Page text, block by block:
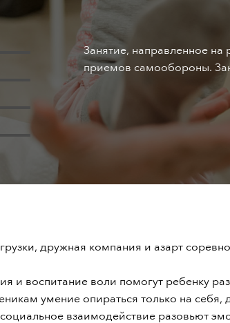
Занятие, направленное на
приемов самообороны.
дружная компания и азарт
и воспитание воли помогут ребенку
умение опираться только на себя,
взаимодействие разовьют